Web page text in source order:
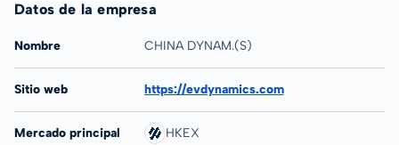
Datos de la empresa
Nombre CHINA DYNAM.(S)
Sitio web https://evdynamics.com
Mercado principal HKEX